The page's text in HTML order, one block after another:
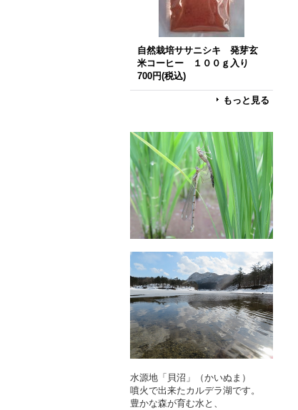
自然栽培ササニシキ 発芽玄
米コーヒー １００ｇ入り
700円(税込)
もっと見る
水源地「貝沼」（かいぬま）
噴火で出来たカルデラ湖です。
豊かな森が育む水と、